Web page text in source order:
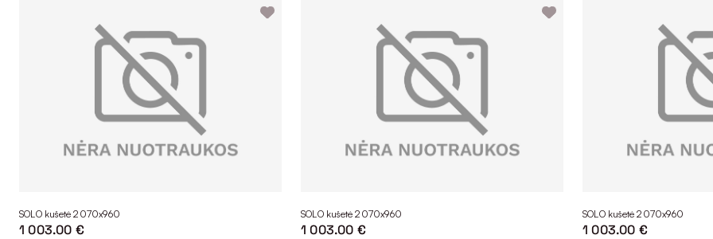
SOLO kušetė 2070x960
1 003.00 €
SOLO kušetė 2070x960
1 003.00 €
SOLO kušetė 2070x960
1 003.00 €